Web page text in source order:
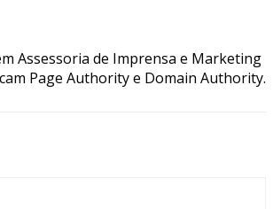
Assessoria de Imprensa e Marketing
Page Authority e Domain Authority.